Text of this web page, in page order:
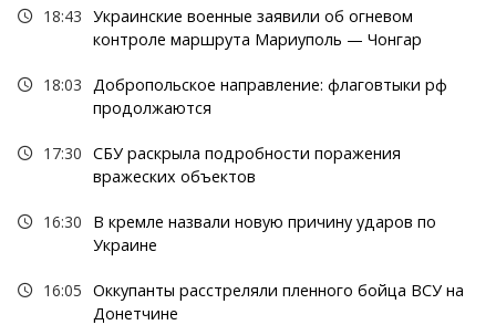
18:43 Украинские военные заявили об огневом
контроле маршрута Мариуполь — Чонгар
18:03
Добропольское направление: флаговтыки рф
продолжаются
17:30 СБУ раскрыла подробности поражения
вражеских объектов
16:30
В кремле назвали новую причину ударов по
Украине
16:05 Оккупанты расстреляли пленного бойца ВСУ на
Донетчине